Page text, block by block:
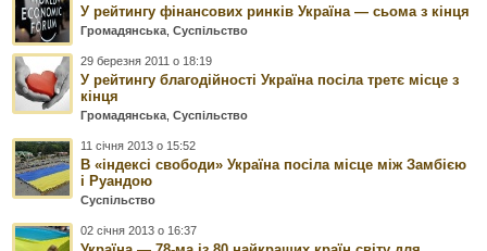
У рейтингу фінансових ринків Україна — сьома з кінця
Громадянська ,Суспільство
29 березня 2011 о 18:19
У рейтингу благодійності Україна посіла третє місце з
кінця
Громадянська ,Суспільство
11 січня 2013 о 15:52
В «індексі свободи» Україна посіла місце між Замбією
і Руандою
Суспільство
02 січня 2013 о 16:37